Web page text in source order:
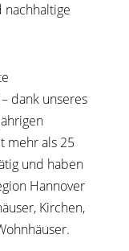
nachhaltige
dank unseres
mehr als 25
und haben
Hannover
Kirchen,